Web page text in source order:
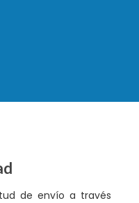
de envío a través